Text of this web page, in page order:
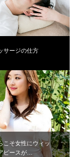
サージの仕方
こそ女性にウィッ
ピースが…